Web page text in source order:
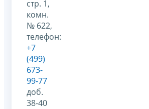
стр. 1,
комн.
№ 622,
телефон:
+7
(499)
673-
99-77
доб.
38-40